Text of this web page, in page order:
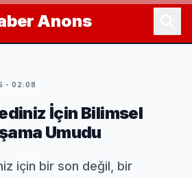
Anons
- 02:08
İçin Bilimsel
Umudu
için bir son değil, bir